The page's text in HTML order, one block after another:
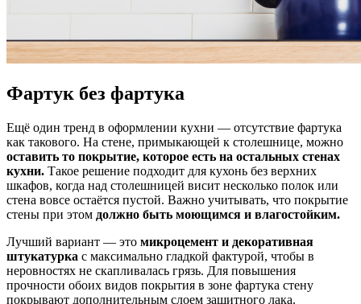
Фартук без фартука
Ещё один тренд в оформлении кухни — отсутствие фартука
как такового. На стене, примыкающей к столешнице, можно
оставить то покрытие, которое есть на остальных стенах
кухни. Такое решение подходит для кухонь без верхних
шкафов, когда над столешницей висит несколько полок или
стена вовсе остаётся пустой. Важно учитывать, что покрытие
стены при этом должно быть моющимся и влагостойким.
Лучший вариант — это микроцемент и декоративная
штукатурка с максимально гладкой фактурой, чтобы в
неровностях не скапливалась грязь. Для повышения
прочности обоих видов покрытия в зоне фартука стену
покрывают дополнительным слоем защитного лака.